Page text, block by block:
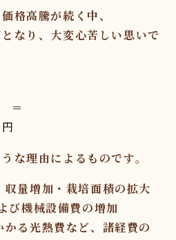
格高騰が続く中、
なり、大変心苦しい思いで
＝
な理由によるものです。
量増加・栽培面積の拡大
び機械設備費の増加
る光熱費など、 諸経費の